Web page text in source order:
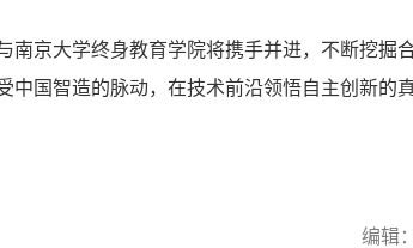
南京大学终身教育学院将携手并进，不断挖掘
国智造的脉动，在技术前沿领悟自主创新的真
编辑